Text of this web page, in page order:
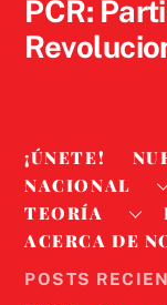
PCR:
¡ÚNETE!
NACIONAL
TEORÍA
ACERCA DE
POSTS